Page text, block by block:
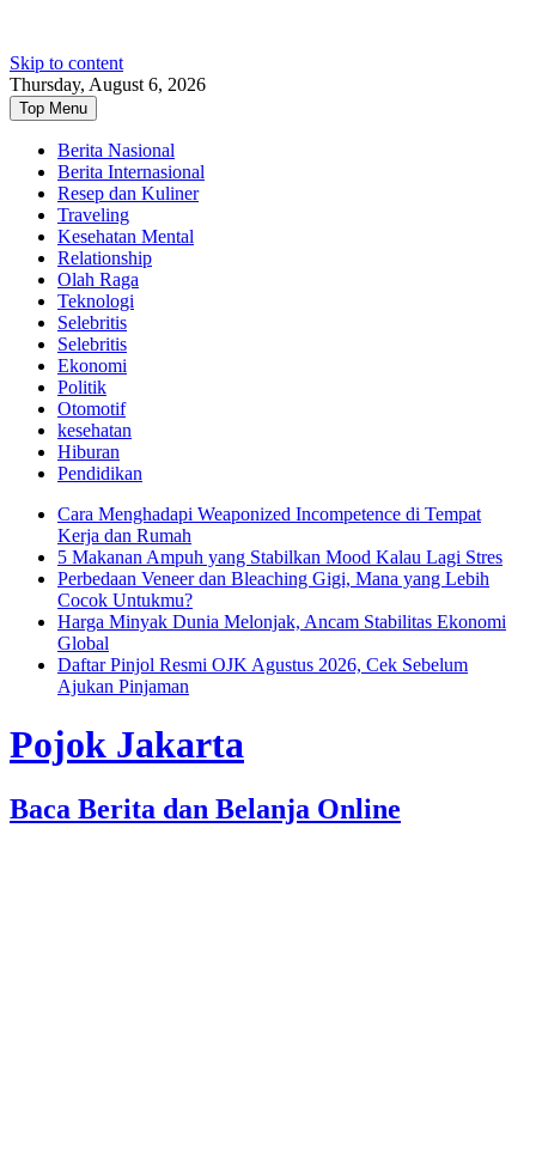
Skip to content
Thursday, August 6, 2026
Top Menu
Berita Nasional
Berita Internasional
Resep dan Kuliner
Traveling
Kesehatan Mental
Relationship
Olah Raga
Teknologi
Selebritis
Selebritis
Ekonomi
Politik
Otomotif
kesehatan
Hiburan
Pendidikan
Cara Menghadapi Weaponized Incompetence di Tempat
Kerja dan Rumah
5 Makanan Ampuh yang Stabilkan Mood Kalau Lagi Stres
Perbedaan Veneer dan Bleaching Gigi, Mana yang Lebih
Cocok Untukmu?
Harga Minyak Dunia Melonjak, Ancam Stabilitas Ekonomi
Global
Daftar Pinjol Resmi OJK Agustus 2026, Cek Sebelum
Ajukan Pinjaman
Pojok Jakarta
Baca Berita dan Belanja Online